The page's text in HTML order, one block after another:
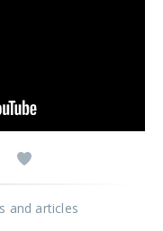
and articles